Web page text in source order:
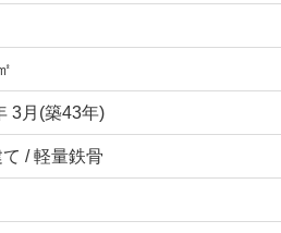
3月(築43年)
/ 軽量鉄骨